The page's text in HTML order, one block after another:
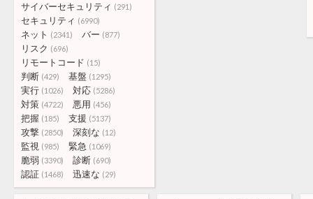
サイバーセキュリティ (291)
セキュリティ (6990)
ネット (2341) バー (877)
リスク (696)
リモートコード (15)
判断 (429) 基盤 (1295)
実行 (1026) 対応 (5286)
対策 (4722) 悪用 (456)
把握 (185) 支援 (5137)
攻撃 (2850) 深刻な (12)
監視 (985) 緊急 (1069)
脆弱 (3390) 診断 (690)
認証 (1468) 迅速な (29)